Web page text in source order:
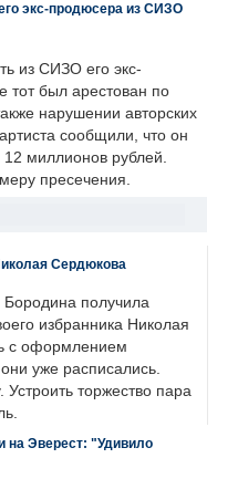
экс-продюсера из СИЗО
из СИЗО его экс-
тот был арестован по
нарушении авторских
сообщили, что он
миллионов рублей.
пресечения.
Сердюкова
Бородина получила
избранника Николая
с оформлением
уже расписались.
торжество пара
на Эверест: "Удивило